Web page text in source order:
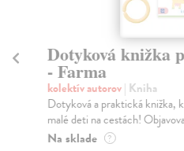
Dotyková knižka
- Farma
kolektív autorov| Kniha
Dotyková a praktická knižka,
malé deti na cestách!
Na sklade ?